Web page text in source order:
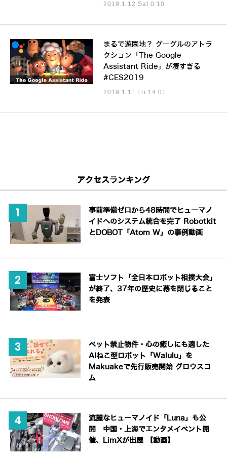
2019.1.12 Sat 0:10
まるで遊園地？ グーグルのアトラ
クション「The Google
Assistant Ride」が凄すぎる
#CES2019
2019.1.11 Fri 14:01
アクセスランキング
事前準備ゼロから48時間でヒューマノ
イドへのシステム統合を完了 Robotkit
とDOBOT「Atom W」の事例動画
富士ソフト「全日本ロボット相撲大会」
が終了、37年の歴史に幕を閉じること
を発表
ペット禁止物件・心の癒しにも適した
AIねこ型ロボット「Walulu」を
Makuakeで先行販売開始 グロウスコ
ム
流麗なヒューマノイド「Luna」も公
開 中国・上海でエンタメイベント開
催、LimXが出展 【動画】